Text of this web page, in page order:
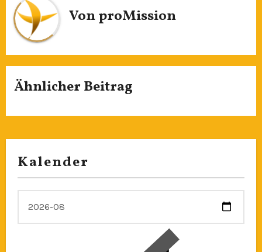
VonproMission
Ähnlicher Beitrag
Kalender